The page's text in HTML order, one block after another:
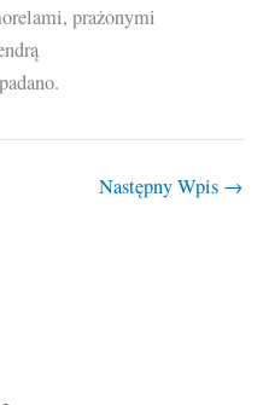
prażonymi
Następny Wpis →